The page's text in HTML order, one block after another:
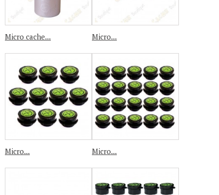
Micro cache... Micro...
Micro... Micro...